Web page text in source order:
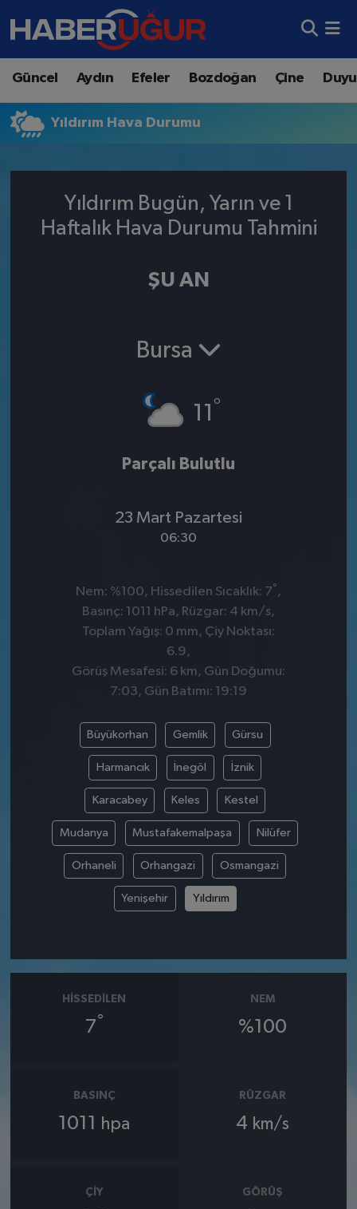
Güncel Aydın Efeler Bozdoğan Çine
Yıldırım Hava Durumu
Yıldırım Bugün, Yarın ve 1
Haftalık Hava Durumu Tahmini
ŞU AN
Bursa
11 °
Parçalı Bulutlu
23 Mart Pazartesi
06:30
Nem: %100, Hissedilen Sıcaklık: 7° ,
Basınç: 1011 hPa, Rüzgar: 4 km/s,
Toplam Yağış: 0 mm, Çiy Noktası:
6.9,
Görüş Mesafesi: 6 km, Gün Doğumu:
7:03, Gün Batımı: 19:19
Büyükorhan Gemlik Gürsu
Harmancık İnegöl İznik
Karacabey Keles Kestel
Mudanya Mustafakemalpaşa Nilüfer
Orhaneli Orhangazi Osmangazi
Yenişehir Yıldırım
HISSEDILEN
7°
NEM
%100
BASINÇ
1011 hpa
RÜZGAR
4 km/s
ÇIY GÖRÜŞ
Aydın Nöbetçi Eczaneler
Aydın Hava Durumu
Süper Lig Puan Durumu ve Fikstür